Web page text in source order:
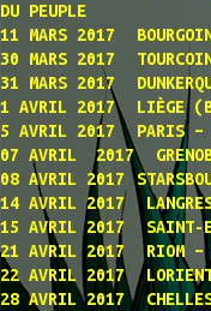
DU PEUPLE
11 MARS 2017
30 MARS 2017
31 MARS 2017
1 AVRIL 2017 LIÈGE
5 AVRIL 2017 PARIS –
07 AVRIL 2017
08 AVRIL 2017
14 AVRIL 2017
15 AVRIL 2017 SAINT-
21 AVRIL 2017 RIOM –
22 AVRIL 2017
28 AVRIL 2017